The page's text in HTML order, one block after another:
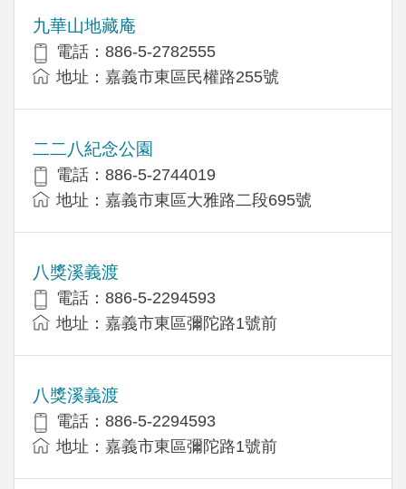
九華山地藏庵
電話：886-5-2782555
地址：嘉義市東區民權路255號
二二八紀念公園
電話：886-5-2744019
地址：嘉義市東區大雅路二段695號
八獎溪義渡
電話：886-5-2294593
地址：嘉義市東區彌陀路1號前
八獎溪義渡
電話：886-5-2294593
地址：嘉義市東區彌陀路1號前